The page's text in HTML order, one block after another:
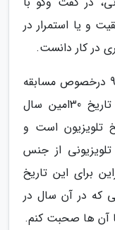
و یا استمرار در
در کار دانست.
او درباره طرحی که برای تاریخ 99/09/09 درخصوص مسابقه
محله در ذهن دارد، توضیح داد: این تاریخ 30امین سال
تلویزیون است و
2900 برنامه تلویزیونی از جنس
برای این تاریخ
که در آن سال در
آن ها صحبت کنم.